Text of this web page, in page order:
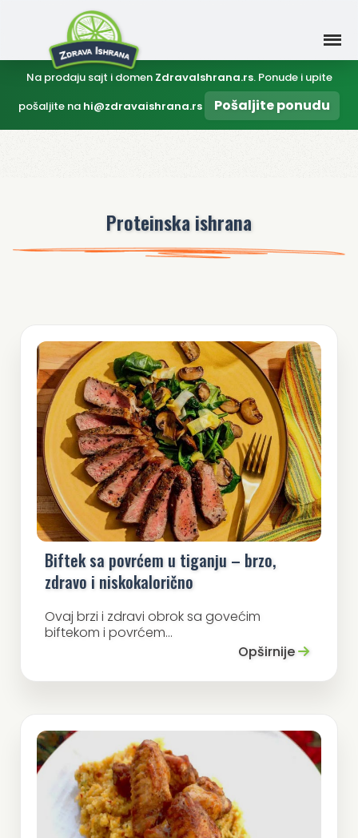
Na prodaju sajt i domen ZdravaIshrana.rs. Ponude i upite
pošaljite na hi@zdravaishrana.rs Pošaljite ponudu
Proteinska ishrana
Biftek sa povrćem u tiganju – brzo,
zdravo i niskokalorično
Ovaj brzi i zdravi obrok sa govećim
biftekom i povrćem...
Opširnije